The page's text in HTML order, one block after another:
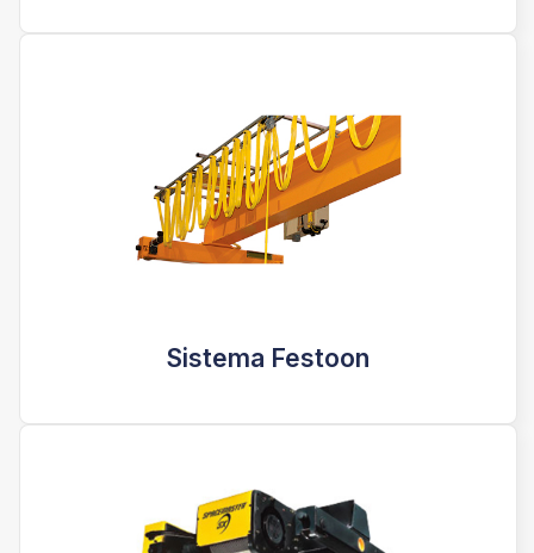
Sistema Festoon